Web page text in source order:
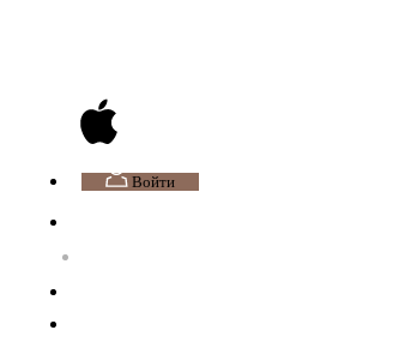
Войти